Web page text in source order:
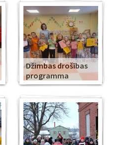
Džimbas drošības
programma